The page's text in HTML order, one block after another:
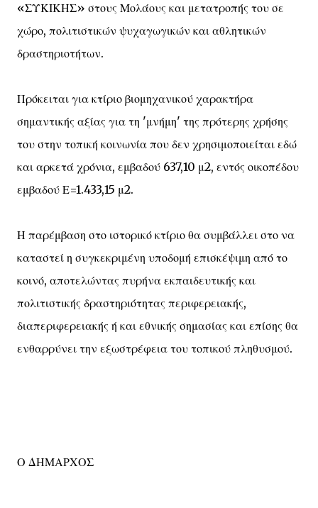
«ΣΥΚΙΚΗΣ» στους Μολάους και μετατροπής του σε
χώρο, πολιτιστικών ψυχαγωγικών και αθλητικών
δραστηριοτήτων.
Πρόκειται για κτίριο βιομηχανικού χαρακτήρα
σημαντικής αξίας για τη 'μνήμη' της πρότερης χρήσης
του στην τοπική κοινωνία που δεν χρησιμοποιείται εδώ
και αρκετά χρόνια, εμβαδού 637,10 μ2, εντός οικοπέδου
εμβαδού Ε=1.433,15 μ2.
Η παρέμβαση στο ιστορικό κτίριο θα συμβάλλει στο να
καταστεί η συγκεκριμένη υποδομή επισκέψιμη από το
κοινό, αποτελώντας πυρήνα εκπαιδευτικής και
πολιτιστικής δραστηριότητας περιφερειακής,
διαπεριφερειακής ή και εθνικής σημασίας και επίσης θα
ενθαρρύνει την εξωστρέφεια του τοπικού πληθυσμού.
Ο ΔΗΜΑΡΧΟΣ